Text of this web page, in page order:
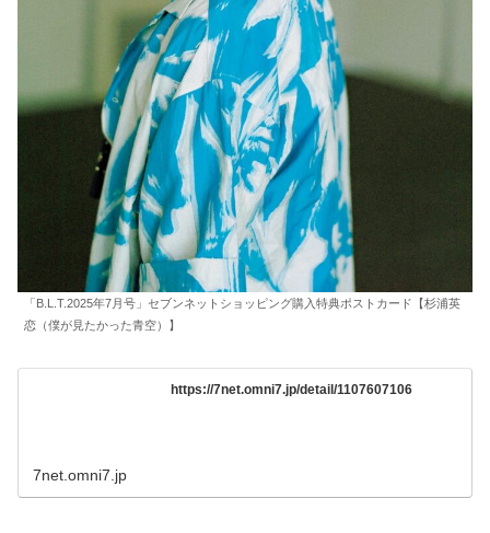
「B.L.T.2025年7月号」セブンネットショッピング購入特典ポストカード【杉浦英
恋（僕が見たかった青空）】
https://7net.omni7.jp/detail/1107607106
7net.omni7.jp